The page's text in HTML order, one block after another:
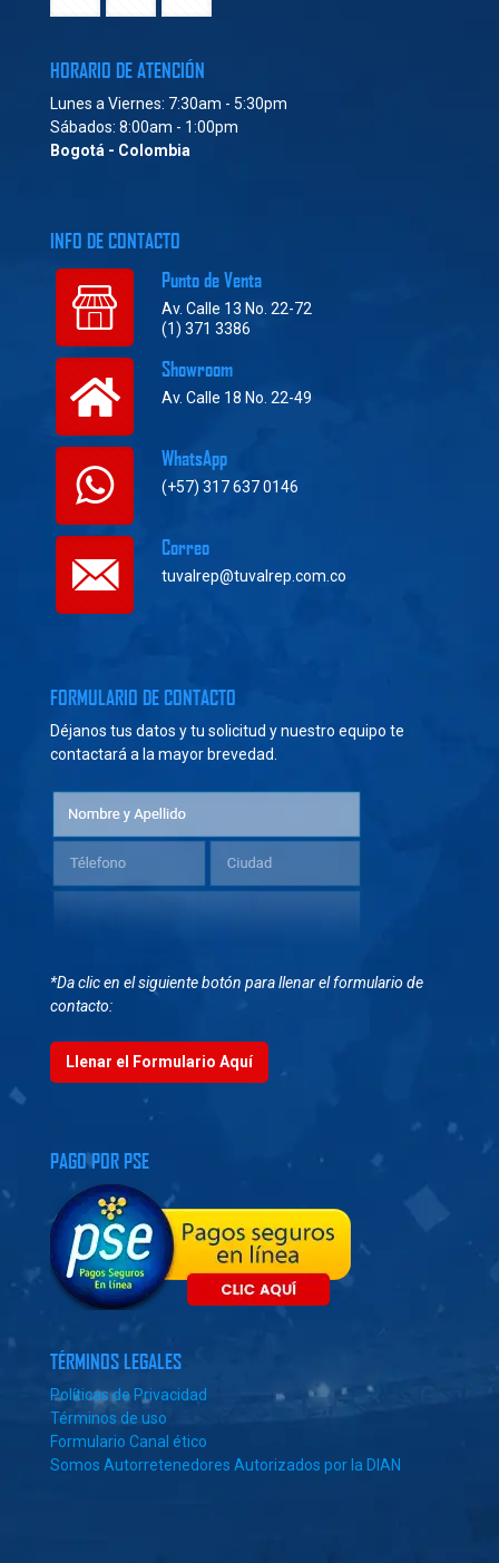
HORARIO DE ATENCIÓN
Lunes a Viernes: 7:30am - 5:30pm
Sábados: 8:00am - 1:00pm
Bogotá - Colombia
INFO DE CONTACTO
Punto de Venta
Av. Calle 13 No. 22-72
(1) 371 3386
Showroom
Av. Calle 18 No. 22-49
WhatsApp
(+57) 317 637 0146
Correo
tuvalrep@tuvalrep.com.co
FORMULARIO DE CONTACTO
Déjanos tus datos y tu solicitud y nuestro equipo te
contactará a la mayor brevedad.
*Da clic en el siguiente botón para llenar el formulario de
contacto:
Llenar el Formulario Aquí
PAGO POR PSE
TÉRMINOS LEGALES
Políticas de Privacidad
Términos de uso
Formulario Canal ético
Somos Autorretenedores Autorizados por la DIAN